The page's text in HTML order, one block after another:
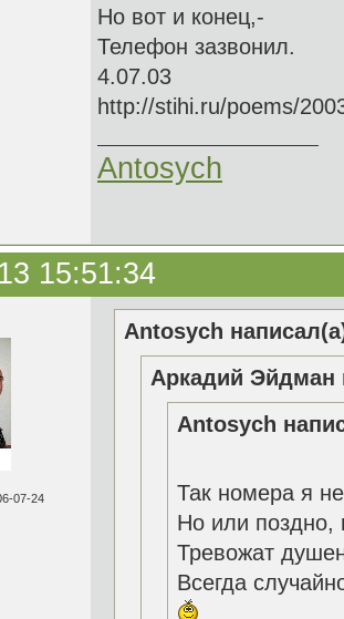
Но вот и конец,-
Телефон зазвонил.
4.07.03
http://stihi.ru/poems/
Antosych
15:51:34
07-24
Antosych
Аркадий Эйдман
Antosych
Так номера я
Но или поздно,
Тревожат
Всегда